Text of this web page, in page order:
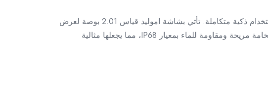
تجمع ساعة ريفير سونج موتيف 7C – SW71 بين التكنولوجيا المتقدمة والتصميم العصري لتمنحك تجربة استخدام ذكية متكاملة. تأتي بشاشة اموليد قياس 2.01 بوصة لعرض
المحتوى بوضوح عالي، سواء كنت تتصفح الإشعارات أو تتابع حالتك الصحية أو أنشطتك الرياضية. مصممة بخامة مريحة ومقاومة للماء بمعيار IP68، مما يجعلها مثالية